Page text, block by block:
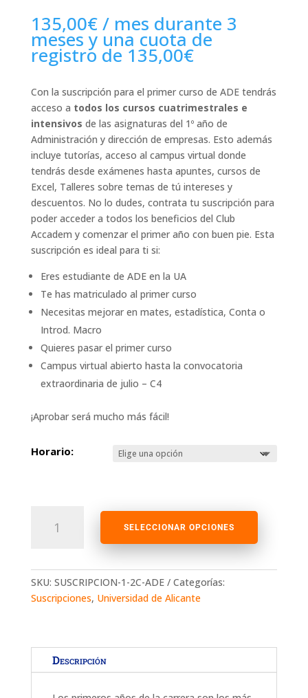
135,00€ / mes durante 3
meses y una cuota de
registro de 135,00€
Con la suscripción para el primer curso de ADE tendrás
acceso a todos los cursos cuatrimestrales e
intensivos de las asignaturas del 1º año de
Administración y dirección de empresas. Esto además
incluye tutorías, acceso al campus virtual donde
tendrás desde exámenes hasta apuntes, cursos de
Excel, Talleres sobre temas de tú intereses y
descuentos. No lo dudes, contrata tu suscripción para
poder acceder a todos los beneficios del Club
Accadem y comenzar el primer año con buen pie. Esta
suscripción es ideal para ti si:
Eres estudiante de ADE en la UA
Te has matriculado al primer curso
Necesitas mejorar en mates, estadística, Conta o
Introd. Macro
Quieres pasar el primer curso
Campus virtual abierto hasta la convocatoria
extraordinaria de julio – C4
¡Aprobar será mucho más fácil!
Horario:
Segundo
Cuatrimestre
cantidad
SELECCIONAR OPCIONES
SKU: SUSCRIPCION-1-2C-ADE
Categorías:
Suscripciones, Universidad de Alicante
Descripción